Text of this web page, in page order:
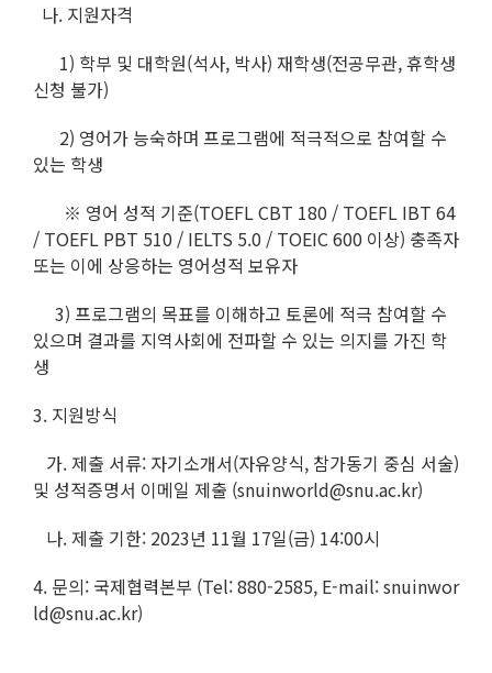
나. 지원자격
1) 학부 및 대학원(석사, 박사) 재학생(전공무관, 휴학생
신청 불가)
2) 영어가 능숙하며 프로그램에 적극적으로 참여할 수
있는 학생
※ 영어 성적 기준(TOEFL CBT 180 / TOEFL IBT 64
/ TOEFL PBT 510 / IELTS 5.0 / TOEIC 600 이상) 충족자
또는 이에 상응하는 영어성적 보유자
3) 프로그램의 목표를 이해하고 토론에 적극 참여할 수
있으며 결과를 지역사회에 전파할 수 있는 의지를 가진 학
생
3. 지원방식
가. 제출 서류: 자기소개서(자유양식, 참가동기 중심 서술)
및 성적증명서 이메일 제출 (snuinworld@snu.ac.kr)
나. 제출 기한: 2023년 11월 17일(금) 14:00시
4. 문의: 국제협력본부 (Tel: 880-2585, E-mail: snuinwor
ld@snu.ac.kr)